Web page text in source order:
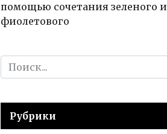
помощью сочетания зеленого и
фиолетового
Search
for:
Рубрики